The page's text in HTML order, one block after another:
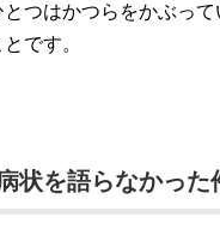
つはかつらをかぶっ
です。
状を語らなかった